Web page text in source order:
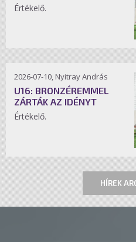
Értékelő.
2026-07-10, Nyitray András
U16: BRONZÉREMMEL
ZÁRTÁK AZ IDÉNYT
Értékelő.
HÍREK